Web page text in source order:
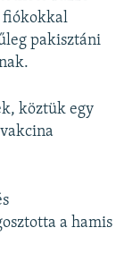
fiókokkal
pakisztáni
köztük egy
a hamis